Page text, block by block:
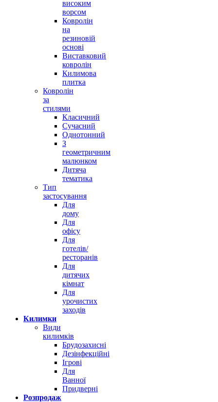
високим
ворсом
Ковролін
на
резиновій
основі
Виставковий
ковролін
Килимова
плитка
Ковролін
за
стилями
Класичний
Сучасний
Однотонний
З
геометричним
малюнком
Дитяча
тематика
Тип
застосування
Для
дому
Для
офісу
Для
готелів/
ресторанів
Для
дитячих
кімнат
Для
урочистих
заходів
Килимки
Види
килимків
Брудозахисні
Дезінфекційні
Ігрові
Для
Ванної
Придверні
Розпродаж